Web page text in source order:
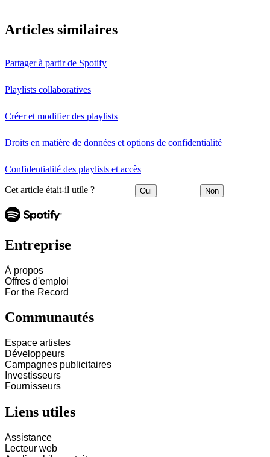
Articles similaires
Partager à partir de Spotify
Playlists collaboratives
Créer et modifier des playlists
Droits en matière de données et options de confidentialité
Confidentialité des playlists et accès
Cet article était-il utile ? Oui Non
Entreprise
À propos
Offres d'emploi
For the Record
Communautés
Espace artistes
Développeurs
Campagnes publicitaires
Investisseurs
Fournisseurs
Liens utiles
Assistance
Lecteur web